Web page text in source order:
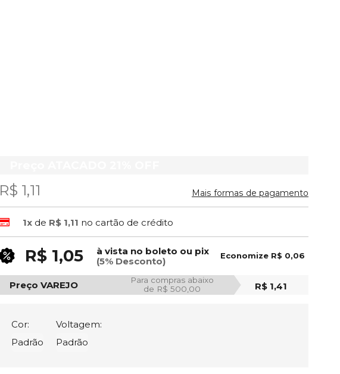
R$ 1,11 Mais formas de pagamento
1x de R$ 1,11 no cartão de crédito
R$ 1,05
à vista no boleto ou pix
(5% Desconto)
Economize R$ 0,06
Preço VAREJO
Para compras abaixo
de R$ 500,00
R$ 1,41
Cor:
Padrão
Voltagem:
Padrão